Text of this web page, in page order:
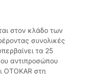
στον κλάδο των
συνολικές
τα 25
αντιπροσώπου
OTOKAR στη